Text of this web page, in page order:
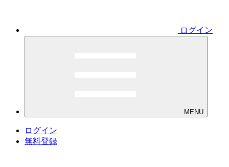
ログイン
MENU
ログイン
無料登録